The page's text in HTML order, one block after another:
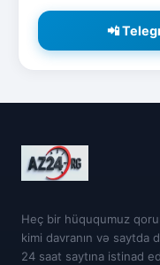
📲
Heç bir hüququmuz
kimi davranın və saytda
24 saat saytına istinad